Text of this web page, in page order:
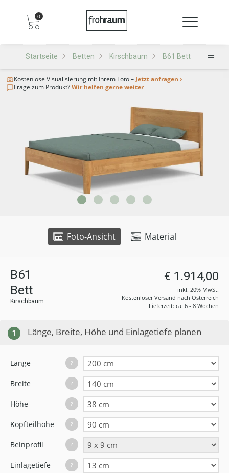
0
Startseite Betten Kirschbaum B61 Bett
Foto-Ansicht Material
Kostenlose Visualisierung mit Ihrem Foto – Jetzt anfragen ›
Frage zum Produkt?Wir helfen gerne weiter
B61
Bett
Kirschbaum
€ 1.914,00
inkl. 20% MwSt.
Kostenloser Versand nach Österreich
Lieferzeit: ca. 6 - 8 Wochen
1 Länge, Breite, Höhe und Einlagetiefe planen
Länge ?
Breite ?
Höhe ?
Kopfteilhöhe ?
Beinprofil ?
Einlagetiefe ?